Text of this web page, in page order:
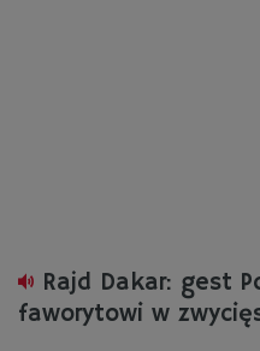
Rajd Dakar: gest
faworytowi w